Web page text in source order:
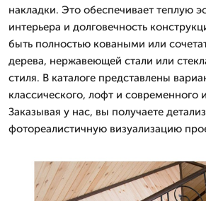
накладки. Это обеспечивает теплую
интерьера и долговечность
быть полностью коваными или
дерева, нержавеющей стали или
стиля. В каталоге представлены
классического, лофт и современного
Заказывая у нас, вы получаете
фотореалистичную визуализацию